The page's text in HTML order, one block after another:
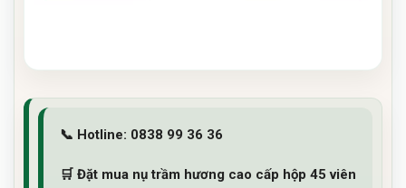
📞 Hotline: 0838 99 36 36
🛒 Đặt mua nụ trầm hương cao cấp hộp 45 viên